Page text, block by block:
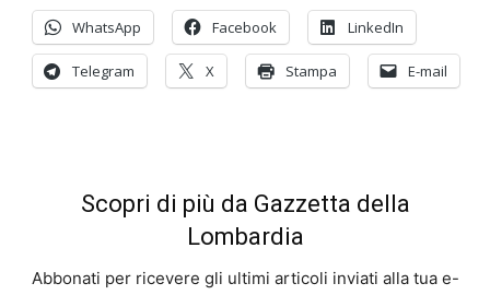
WhatsApp Facebook LinkedIn
Telegram X Stampa E-mail
Scopri di più da Gazzetta della
Lombardia
Abbonati per ricevere gli ultimi articoli inviati alla tua e-